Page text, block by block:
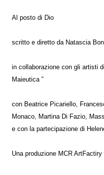
Al posto di Dio
scritto e diretto da Natascia
in collaborazione con gli artisti
Maieutica ”
con Beatrice Picariello,
Monaco, Martina Di Fazio,
e con la partecipazione di
Una produzione MCR ArtFactiry